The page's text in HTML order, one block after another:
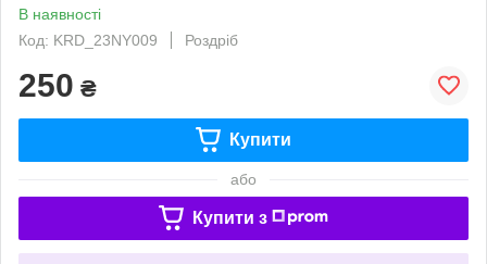
В наявності
Код: KRD_23NY009
Роздріб
250 ₴
Купити
або
Купити з